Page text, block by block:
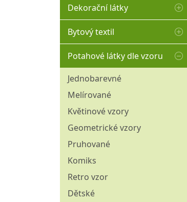
Ozdobné borty
Ozdobné střapce
Ozdobné šňůry
Hladké
Kusové
Organza
Síť
Vitrážové
30 cm
45 cm
50 - 60 cm
70 - 120 cm
Voálové
Dekorační látky
100% bavlna
Blackout
Režné
Sýpkovina
Štoly
Ubrusoviny
Vánoční dekorační látky
Závěsové látky
Bytový textil
Matracový chránič
Polštáře
Povlaky na polštáře
Povlečení
Přikrývky
Potahové látky dle vzoru
Jednobarevné
Melírované
Květinové vzory
Geometrické vzory
Pruhované
Komiks
Retro vzor
Dětské